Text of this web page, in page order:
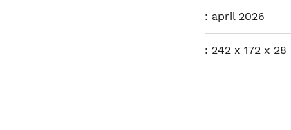
: april 2026
: 242 x 172 x 28